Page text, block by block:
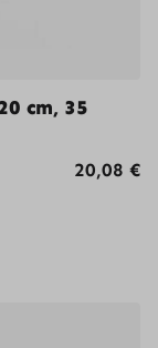
cm, 35
20,08 €